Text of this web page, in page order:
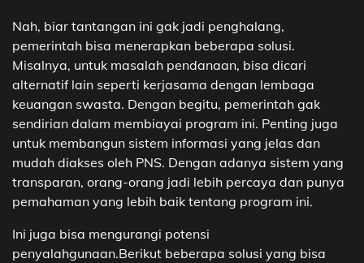
Nah, biar tantangan ini gak jadi penghalang,
pemerintah bisa menerapkan beberapa solusi.
Misalnya, untuk masalah pendanaan, bisa dicari
alternatif lain seperti kerjasama dengan lembaga
keuangan swasta. Dengan begitu, pemerintah gak
sendirian dalam membiayai program ini. Penting juga
untuk membangun sistem informasi yang jelas dan
mudah diakses oleh PNS. Dengan adanya sistem yang
transparan, orang-orang jadi lebih percaya dan punya
pemahaman yang lebih baik tentang program ini.
Ini juga bisa mengurangi potensi
penyalahgunaan.Berikut beberapa solusi yang bisa